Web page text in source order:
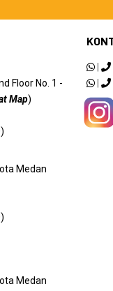
Floor No. 1 -
Map)
Medan
Medan
|
|